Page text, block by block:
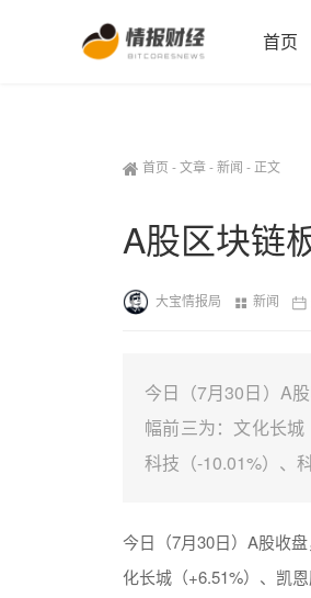
首页
首页 -文章-新闻 - 正文
A股区块链
大宝情报局 新闻
今日（7月30日）A
幅前三为：文化长
科技（-10.01%）、
今日（7月30日）A股收
化长城（+6.51%）、凯